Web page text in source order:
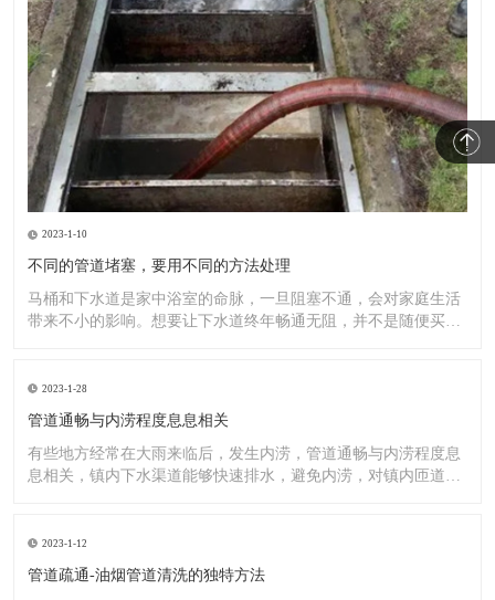
2023-1-10
不同的管道堵塞，要用不同的方法处理
马桶和下水道是家中浴室的命脉，一旦阻塞不通，会对家庭生活
带来不小的影响。想要让下水道终年畅通无阻，并不是随便买一
2023-1-28
管道通畅与内涝程度息息相关
有些地方经常在大雨来临后，发生内涝，管道通畅与内涝程度息
息相关，镇内下水渠道能够快速排水，避免内涝，对镇内匝道、
2023-1-12
管道疏通-油烟管道清洗的独特方法